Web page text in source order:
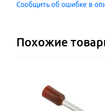
Сообщить об ошибке в
Похожие